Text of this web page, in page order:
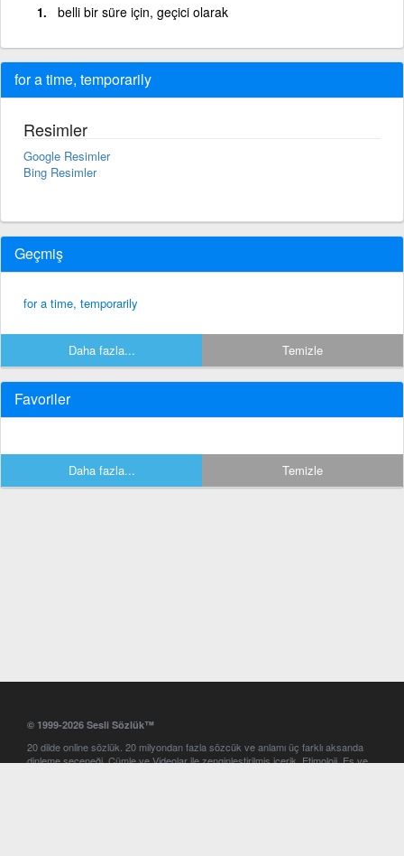
belli bir süre için, geçici olarak
for a time, temporarily
Resimler
Google Resimler
Bing Resimler
Geçmiş
for a time, temporarily
Daha fazla... Temizle
Favoriler
Daha fazla... Temizle
© 1999-2026 Sesli Sözlük™
20 dilde online sözlük. 20 milyondan fazla sözcük ve anlamı üç farklı aksanda
dinleme seçeneği. Cümle ve Videolar ile zenginleştirilmiş içerik. Etimoloji, Eş ve